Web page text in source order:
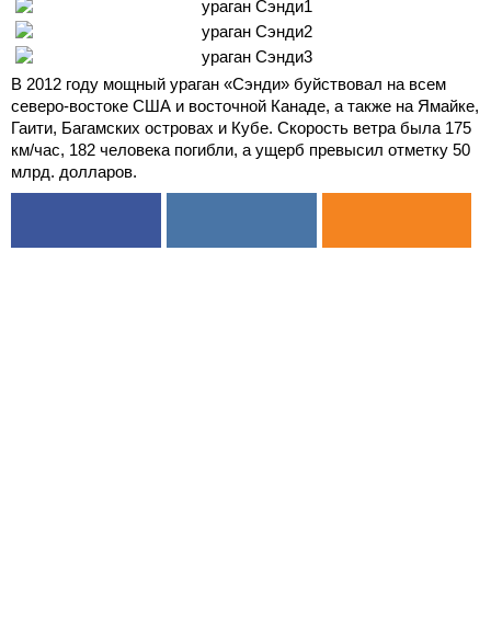
В 2012 году мощный ураган «Сэнди» буйствовал на всем
северо-востоке США и восточной Канаде, а также на Ямайке,
Гаити, Багамских островах и Кубе. Скорость ветра была 175
км/час, 182 человека погибли, а ущерб превысил отметку 50
млрд. долларов.